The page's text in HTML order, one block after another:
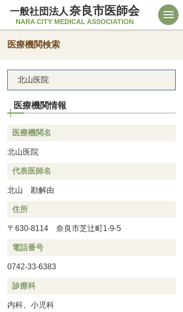
一般社団法人 奈良市医師会
NARA CITY MEDICAL ASSOCIATION
医療機関検索
北山医院
医療機関情報
医療機関名
北山医院
代表医師名
北山 勘解由
住所
〒630-8114 奈良市芝辻町1-9-5
電話番号
0742-33-6383
診療科
内科、小児科